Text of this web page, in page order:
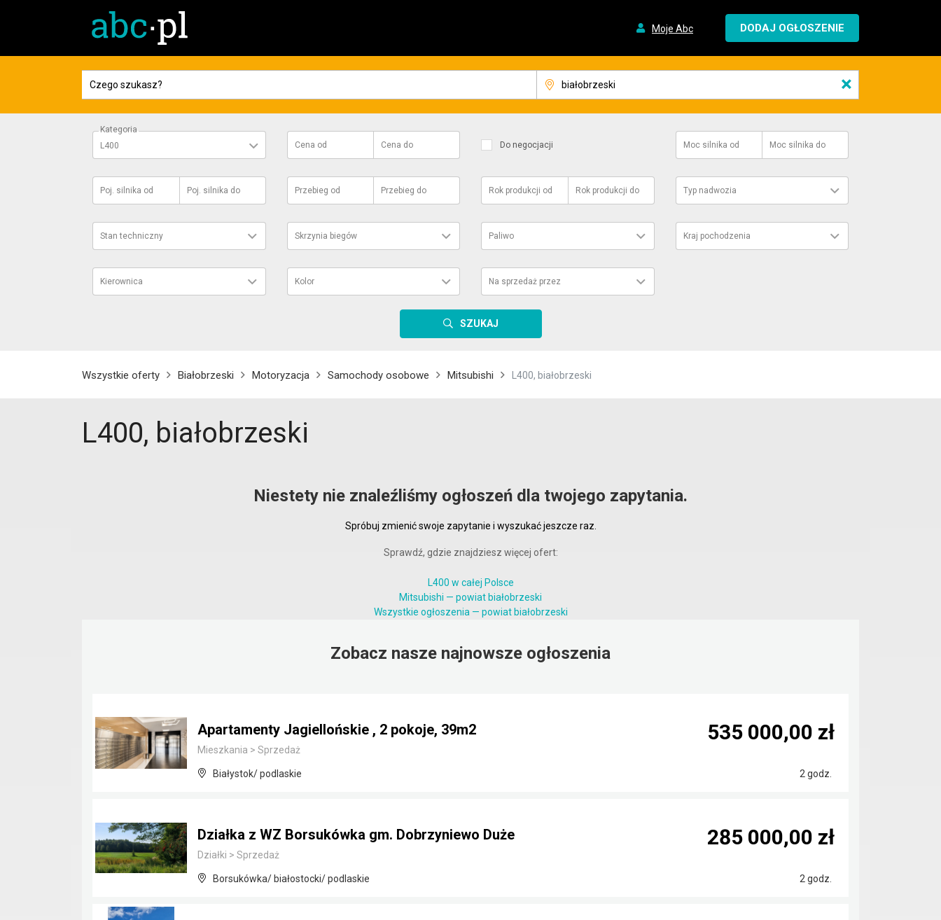
Moje Abc DODAJ OGŁOSZENIE
×
Kategoria
L400
Cena od Cena do Do negocjacji Moc silnika od Moc silnika do
Poj. silnika od Poj. silnika do Przebieg od Przebieg do Rok produkcji od Rok produkcji do Typ nadwozia
Stan techniczny Skrzynia biegów Paliwo Kraj pochodzenia
Kierownica Kolor Na sprzedaż przez
SZUKAJ
Wszystkie oferty Białobrzeski Motoryzacja Samochody osobowe Mitsubishi L400, białobrzeski
L400, białobrzeski
Niestety nie znaleźliśmy ogłoszeń dla twojego zapytania.
Spróbuj zmienić swoje zapytanie i wyszukać jeszcze raz.
Sprawdź, gdzie znajdziesz więcej ofert:
L400 w całej Polsce
Mitsubishi — powiat białobrzeski
Wszystkie ogłoszenia — powiat białobrzeski
Zobacz nasze najnowsze ogłoszenia
Apartamenty Jagiellońskie , 2 pokoje, 39m2
Mieszkania > Sprzedaż
Białystok/ podlaskie 2 godz.
535 000,00 zł
Działka z WZ Borsukówka gm. Dobrzyniewo Duże
Działki > Sprzedaż
Borsukówka/ białostocki/ podlaskie 2 godz.
285 000,00 zł